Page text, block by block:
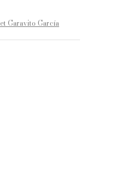
Garavito García